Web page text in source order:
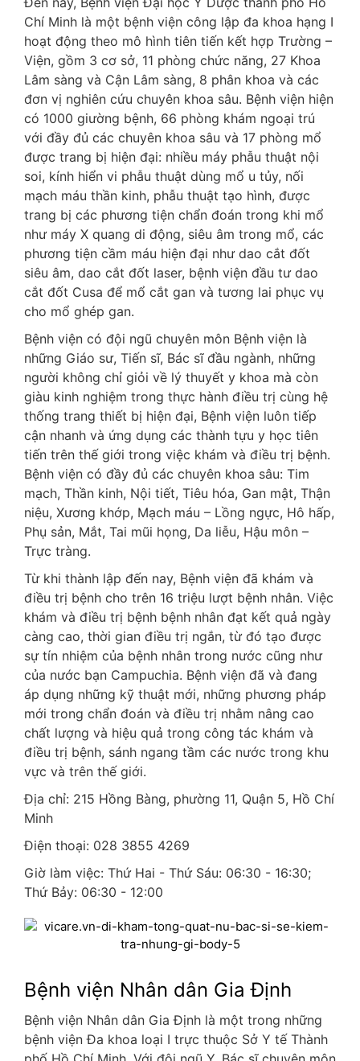
Chí Minh là một bệnh viện công lập đa khoa hạng I
hoạt động theo mô hình tiên tiến kết hợp Trường –
Viện, gồm 3 cơ sở, 11 phòng chức năng, 27 Khoa
Lâm sàng và Cận Lâm sàng, 8 phân khoa và các
đơn vị nghiên cứu chuyên khoa sâu. Bệnh viện hiện
có 1000 giường bệnh, 66 phòng khám ngoại trú
với đầy đủ các chuyên khoa sâu và 17 phòng mổ
được trang bị hiện đại: nhiều máy phẫu thuật nội
soi, kính hiển vi phẫu thuật dùng mổ u tủy, nối
mạch máu thần kinh, phẫu thuật tạo hình, được
trang bị các phương tiện chẩn đoán trong khi mổ
như máy X quang di động, siêu âm trong mổ, các
phương tiện cầm máu hiện đại như dao cắt đốt
siêu âm, dao cắt đốt laser, bệnh viện đầu tư dao
cắt đốt Cusa để mổ cắt gan và tương lai phục vụ
cho mổ ghép gan.
Bệnh viện có đội ngũ chuyên môn Bệnh viện là
những Giáo sư, Tiến sĩ, Bác sĩ đầu ngành, những
người không chỉ giỏi về lý thuyết y khoa mà còn
giàu kinh nghiệm trong thực hành điều trị cùng hệ
thống trang thiết bị hiện đại, Bệnh viện luôn tiếp
cận nhanh và ứng dụng các thành tựu y học tiên
tiến trên thế giới trong việc khám và điều trị bệnh.
Bệnh viện có đầy đủ các chuyên khoa sâu: Tim
mạch, Thần kinh, Nội tiết, Tiêu hóa, Gan mật, Thận
niệu, Xương khớp, Mạch máu – Lồng ngực, Hô hấp,
Phụ sản, Mắt, Tai mũi họng, Da liễu, Hậu môn –
Trực tràng.
Từ khi thành lập đến nay, Bệnh viện đã khám và
điều trị bệnh cho trên 16 triệu lượt bệnh nhân. Việc
khám và điều trị bệnh bệnh nhân đạt kết quả ngày
càng cao, thời gian điều trị ngắn, từ đó tạo được
sự tín nhiệm của bệnh nhân trong nước cũng như
của nước bạn Campuchia. Bệnh viện đã và đang
áp dụng những kỹ thuật mới, những phương pháp
mới trong chẩn đoán và điều trị nhằm nâng cao
chất lượng và hiệu quả trong công tác khám và
điều trị bệnh, sánh ngang tầm các nước trong khu
vực và trên thế giới.
Địa chỉ: 215 Hồng Bàng, phường 11, Quận 5, Hồ Chí
Minh
Điện thoại: 028 3855 4269
Giờ làm việc: Thứ Hai - Thứ Sáu: 06:30 - 16:30;
Thứ Bảy: 06:30 - 12:00
Bệnh viện Nhân dân Gia Định
Bệnh viện Nhân dân Gia Định là một trong những
bệnh viện Đa khoa loại I trực thuộc Sở Y tế Thành